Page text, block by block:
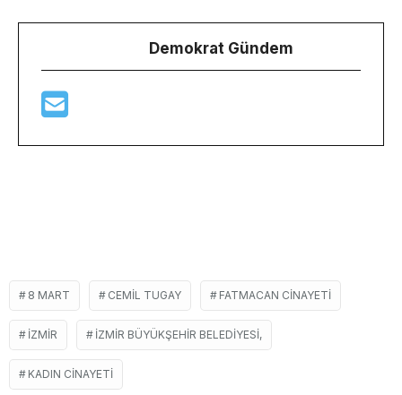
Demokrat Gündem
8 MART CEMIL TUGAY FATMACAN CINAYETI
İZMIR İZMIR BÜYÜKŞEHIR BELEDIYESI,
KADIN CINAYETI